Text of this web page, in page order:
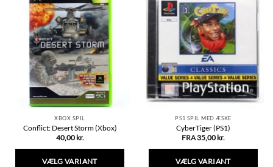
flere
varianter.
Mulighederne
kan
vælges
på
varesiden
XBOX SPIL
Conflict: Desert Storm (Xbox)
40,00 kr.
VÆLG VARIANT
PS1 SPIL MED ÆSKE
CyberTiger (PS1)
FRA35,00 kr.
VÆLG VARIANT